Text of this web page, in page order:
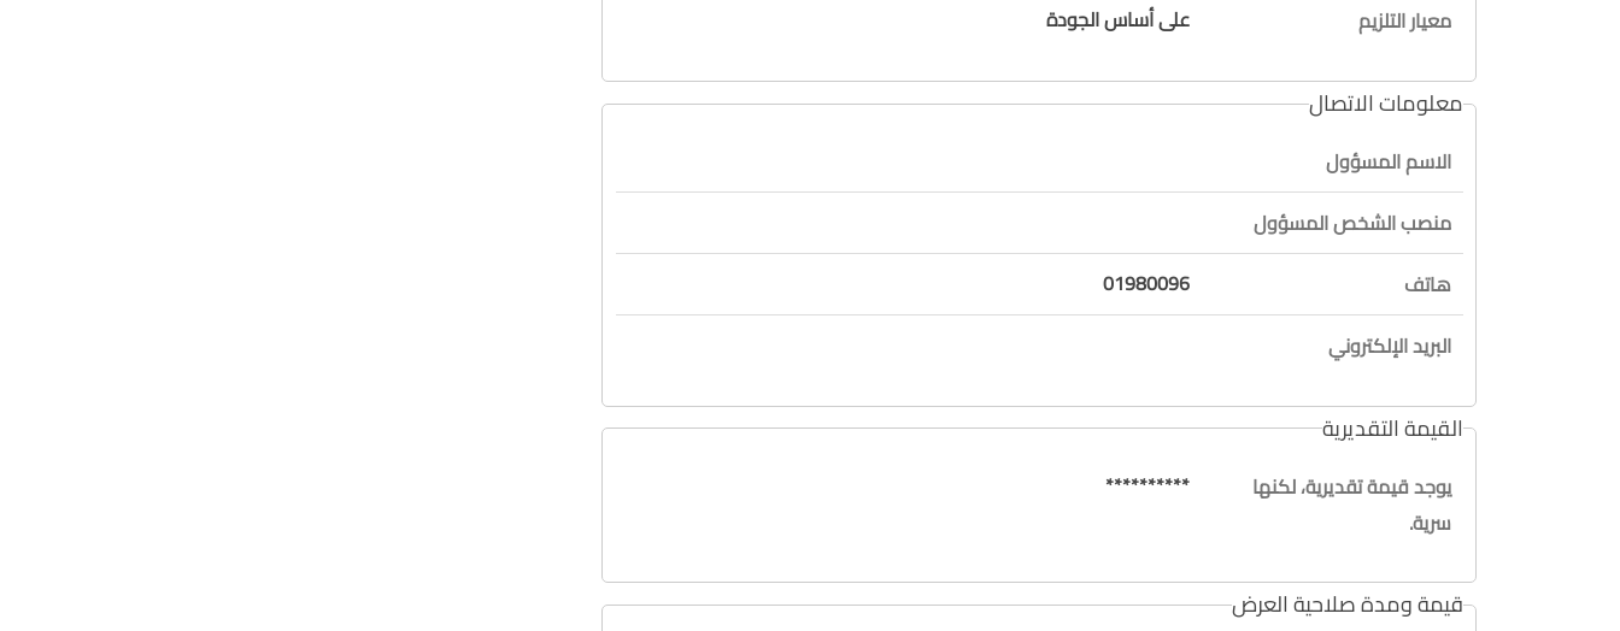
معيار التلزيم
على أساس الجودة
معلومات الاتصال
الاسم المسؤول
منصب الشخص المسؤول
هاتف
01980096
البريد الإلكتروني
القيمة التقديرية
يوجد قيمة تقديرية، لكنها
سرية.
**********
قيمة ومدة صلاحية العرض